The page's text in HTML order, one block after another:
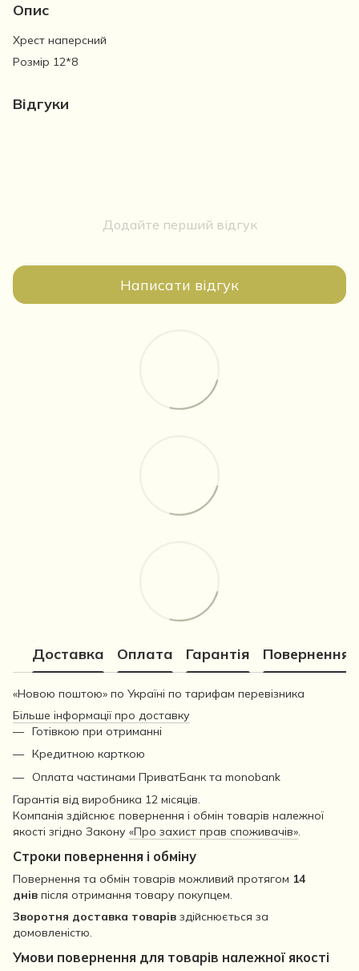
Опис
Хрест наперсний
Розмір 12*8
Відгуки
Додайте перший відгук
Написати відгук
Доставка Оплата Гарантія Повернення
«Новою поштою» по Україні по тарифам перевізника
Більше інформації про доставку
Готівкою при отриманні
Кредитною карткою
Оплата частинами ПриватБанк та monobank
Гарантія від виробника 12 місяців.
Компанія здійснює повернення і обмін товарів належної
якості згідно Закону «Про захист прав споживачів».
Строки повернення і обміну
Повернення та обмін товарів можливий протягом 14
днів після отримання товару покупцем.
Зворотня доставка товарів здійснюється за
домовленістю.
Умови повернення для товарів належної якості